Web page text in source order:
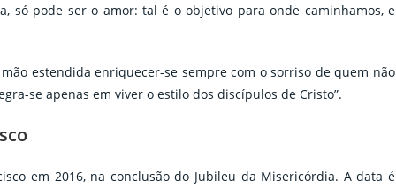
só pode ser o amor: tal é o objetivo para onde caminhamos, e
estendida enriquecer-se sempre com o sorriso de quem não
se apenas em viver o estilo dos discípulos de Cristo”.
em 2016, na conclusão do Jubileu da Misericórdia. A data é